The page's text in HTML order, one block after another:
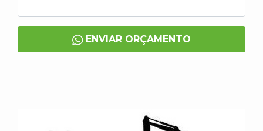
ENVIAR ORÇAMENTO